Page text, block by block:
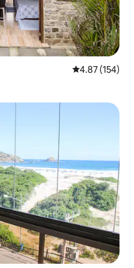
औसत रेटिंग 5 में से
4.87 (154)